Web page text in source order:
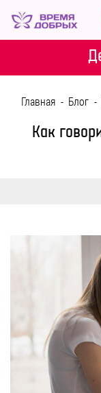
Меню
НАШИ
ДЕТИ
Главная - Блог -
Как